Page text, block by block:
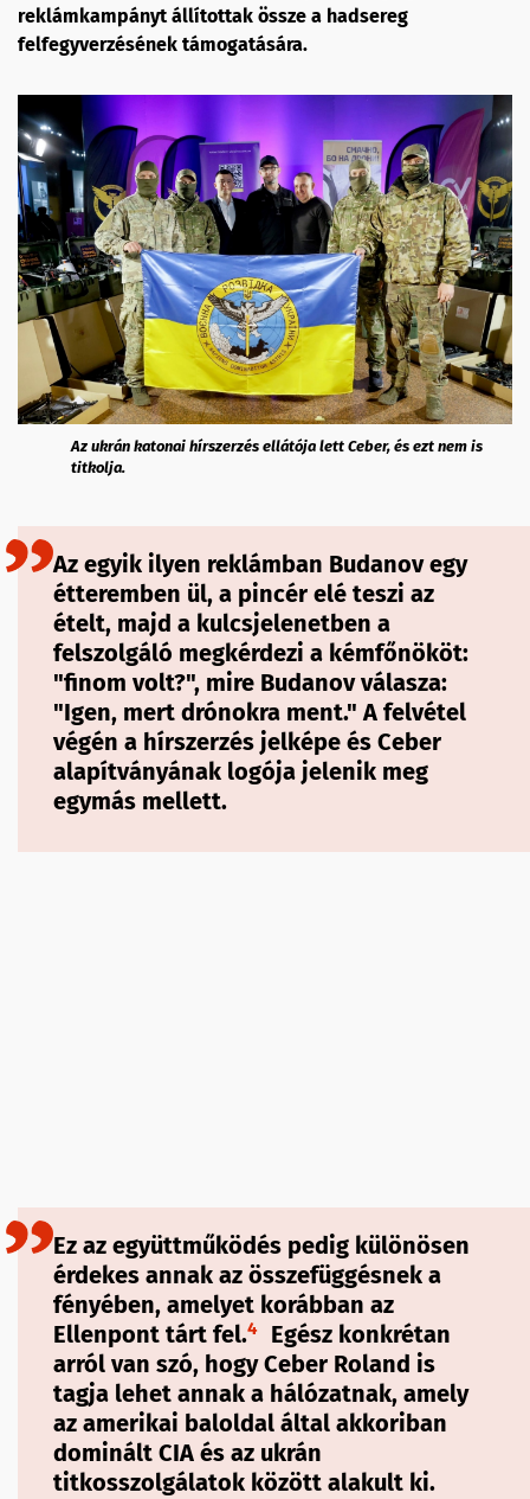
reklámkampányt állítottak össze a hadsereg
felfegyverzésének támogatására.
Az ukrán katonai hírszerzés ellátója lett Ceber, és ezt nem is
titkolja.
Az egyik ilyen reklámban Budanov egy
étteremben ül, a pincér elé teszi az
ételt, majd a kulcsjelenetben a
felszolgáló megkérdezi a kémfőnököt:
"finom volt?", mire Budanov válasza:
"Igen, mert drónokra ment." A felvétel
végén a hírszerzés jelképe és Ceber
alapítványának logója jelenik meg
egymás mellett.
Ez az együttműködés pedig különösen
érdekes annak az összefüggésnek a
fényében, amelyet korábban az
Ellenpont tárt fel.4
Egész konkrétan
arról van szó, hogy Ceber Roland is
tagja lehet annak a hálózatnak, amely
az amerikai baloldal által akkoriban
dominált CIA és az ukrán
titkosszolgálatok között alakult ki.